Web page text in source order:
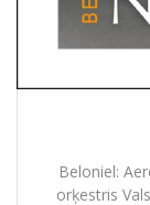
Beloniel:
orķestris